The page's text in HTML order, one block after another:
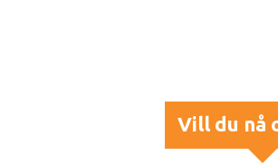
Vill du nå